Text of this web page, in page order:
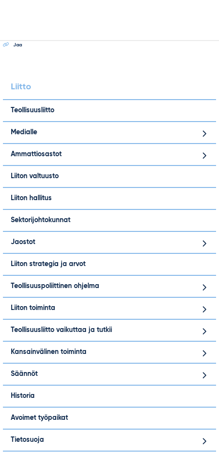
Liitto
Teollisuusliitto
Medialle
Ammattiosastot
Liiton valtuusto
Liiton hallitus
Sektorijohtokunnat
Jaostot
Liiton strategia ja arvot
Teollisuuspoliittinen ohjelma
Liiton toiminta
Teollisuusliitto vaikuttaa ja tutkii
Kansainvälinen toiminta
Säännöt
Historia
Avoimet työpaikat
Tietosuoja
Jaa